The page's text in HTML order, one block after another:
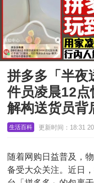
拼多多「半夜
件员凌晨12点
解构送货员背
生活百科 更新时间：18:31
随着网购日益普及，
备受大众关注。近日